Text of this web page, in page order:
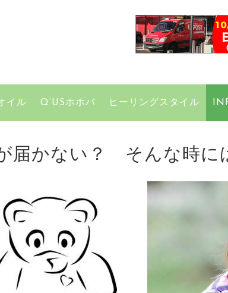
イル Q’USホホバ ヒーリングスタイル
届かない？ そんな時に